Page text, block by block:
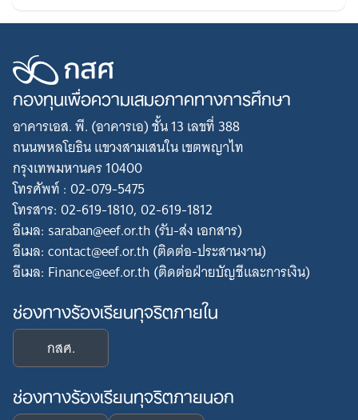
กองทุนเพื่อความเสมอภาคทางการศึกษา
อาคารเอส. พี. (อาคารเอ) ชั้น 13 เลขที่ 388
ถนนพหลโยธิน แขวงสามเสนใน เขตพญาไท
กรุงเทพมหานคร 10400
โทรศัพท์ : 02-079-5475
โทรสาร: 02-619-1810, 02-619-1812
อีเมล: saraban@eef.or.th (รับ-ส่ง เอกสาร)
อีเมล: contact@eef.or.th (ติดต่อ-ประสานงาน)
อีเมล: Finance@eef.or.th (ติดต่อฝ่ายบัญชีและการเงิน)
ช่องทางร้องเรียนทุจริตภายใน
กสศ.
ช่องทางร้องเรียนทุจริตภายนอก